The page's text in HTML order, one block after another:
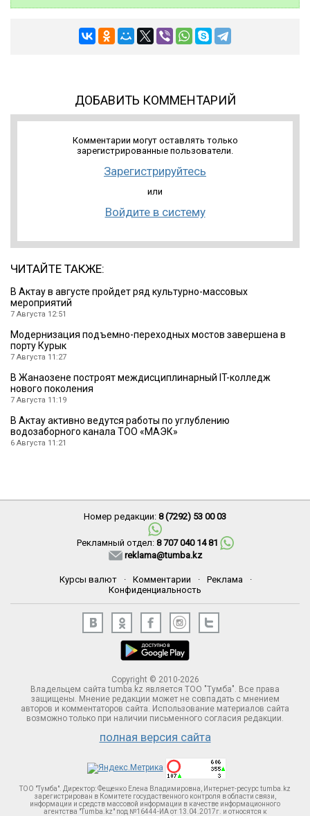
ДОБАВИТЬ КОММЕНТАРИЙ
Комментарии могут оставлять только
зарегистрированные пользователи.
Зарегистрируйтесь
или
Войдите в систему
ЧИТАЙТЕ ТАКЖЕ:
В Актау в августе пройдет ряд культурно-массовых
мероприятий
7 Августа 12:51
Модернизация подъемно-переходных мостов завершена в
порту Курык
7 Августа 11:27
В Жанаозене построят междисциплинарный IT-колледж
нового поколения
7 Августа 11:19
В Актау активно ведутся работы по углублению
водозаборного канала ТОО «МАЭК»
6 Августа 11:21
Номер редакции: 8 (7292) 53 00 03
Рекламный отдел: 8 707 040 14 81
reklama@tumba.kz
Курсы валют · Комментарии · Реклама
·
Конфиденциальность
Copyright © 2010-2026
Владельцем сайта tumba.kz является ТОО "Тумба". Все права
защищены. Мнение редакции может не совпадать с мнением
авторов и комментаторов сайта. Использование материалов сайта
возможно только при наличии письменного согласия редакции.
полная версия сайта
ТОО "Тумба". Директор: Фещенко Елена Владимировна, Интернет-ресурс tumba.kz
зарегистрирован в Комитете госудаственного контроля в области связи,
информации и средств массовой информации в качестве информационного
агентства "Tumba.kz" под №16444-ИА от 13.04.2017г. и относятся к